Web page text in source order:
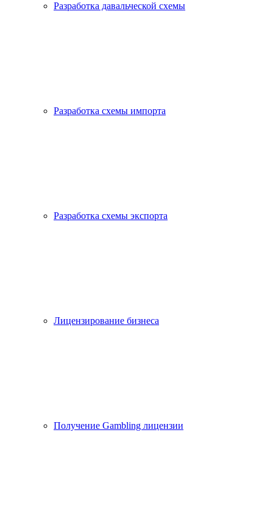
Разработка давальческой схемы
Разработка схемы импорта
Разработка схемы экспорта
Лицензирование бизнеса
Получение Gambling лицензии